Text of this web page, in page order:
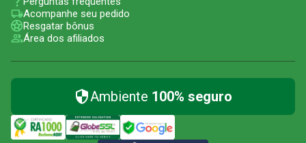
Acompanhe seu pedido
Resgatar bônus
Área dos afiliados
Ambiente 100% seguro